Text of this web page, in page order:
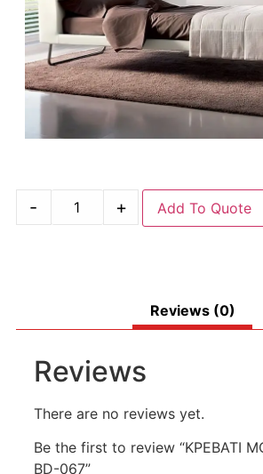
- + Add To Quote
Reviews (0)
Reviews
There are no reviews yet.
Be the first to review “ΚΡΕΒΑΤΙ
BD-067”